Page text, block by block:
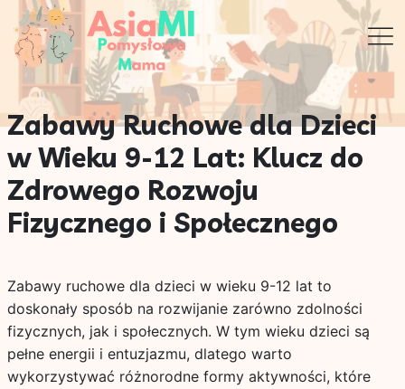
Zabawy Ruchowe dla Dzieci
w Wieku 9-12 Lat: Klucz do
Zdrowego Rozwoju
Fizycznego i Społecznego
Zabawy ruchowe dla dzieci w wieku 9-12 lat to
doskonały sposób na rozwijanie zarówno zdolności
fizycznych, jak i społecznych. W tym wieku dzieci są
pełne energii i entuzjazmu, dlatego warto
wykorzystywać różnorodne formy aktywności, które